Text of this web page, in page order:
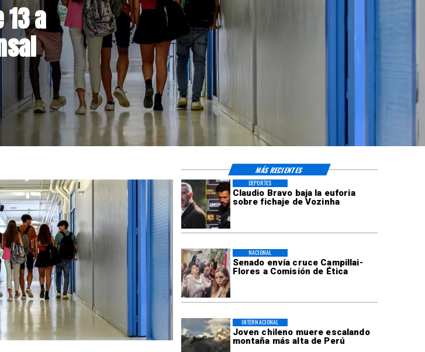
Claudio Bravo baja la euforia
sobre fichaje de Vozinha
DEPORTES
Senado envía cruce Campillai-
Flores a Comisión de Ética
NACIONAL
Joven chileno muere escalando
montaña más alta de Perú
INTERNACIONAL
MÁS RECIENTES